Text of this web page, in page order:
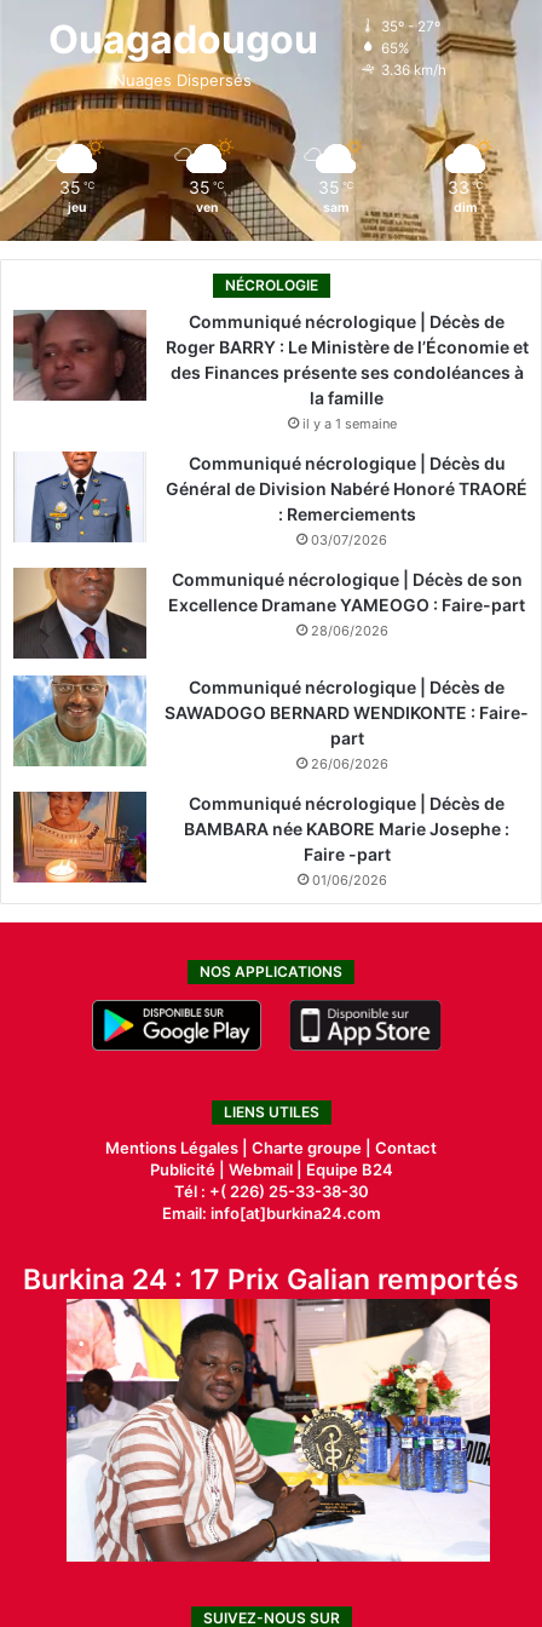
o
k
i
n
g
r
k
Ouagadougou
Nuages Dispersés
35º - 27º
65%
3.36 km/h
35 ℃
jeu
35 ℃
ven
35 ℃
sam
33 ℃
dim
NÉCROLOGIE
Communiqué nécrologique | Décès de
Roger BARRY : Le Ministère de l’Économie et
des Finances présente ses condoléances à
la famille
il y a 1 semaine
Communiqué nécrologique | Décès du
Général de Division Nabéré Honoré TRAORÉ
: Remerciements
03/07/2026
Communiqué nécrologique | Décès de son
Excellence Dramane YAMEOGO : Faire-part
28/06/2026
Communiqué nécrologique | Décès de
SAWADOGO BERNARD WENDIKONTE : Faire-
part
26/06/2026
Communiqué nécrologique | Décès de
BAMBARA née KABORE Marie Josephe :
Faire -part
01/06/2026
NOS APPLICATIONS
LIENS UTILES
Mentions Légales | Charte groupe | Contact
Publicité| Webmail |
Equipe B24
Tél : +( 226) 25-33-38-30
Email: info[at]burkina24.com
Burkina 24 : 17 Prix Galian remportés
SUIVEZ-NOUS SUR